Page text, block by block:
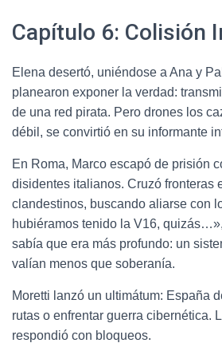
Capítulo 6: Colisión
Elena desertó, uniéndose a Ana y
planearon exponer la verdad:
de una red pirata. Pero drones los
débil, se convirtió en su informante
En Roma, Marco escapó de prisión
disidentes italianos. Cruzó fronteras
clandestinos, buscando aliarse con
hubiéramos tenido la V16,
sabía que era más profundo: un
valían menos que soberanía.
Moretti lanzó un ultimátum: España
rutas o enfrentar guerra cibernética.
respondió con bloqueos.